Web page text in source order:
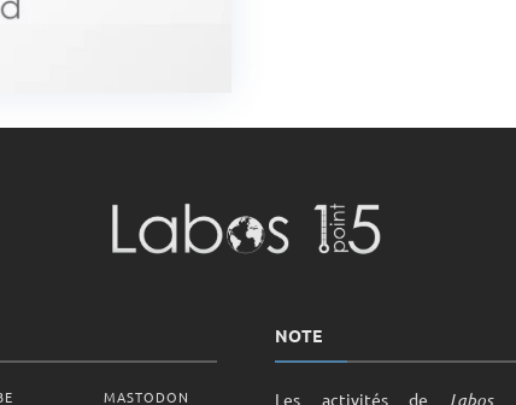
MASTODON
NOTE
Les activités de Labos